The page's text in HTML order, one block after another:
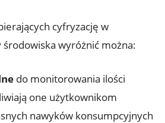
cyfryzację w
wyróżnić można:
do monitorowania ilości
one użytkownikom
nawyków konsumpcyjnych